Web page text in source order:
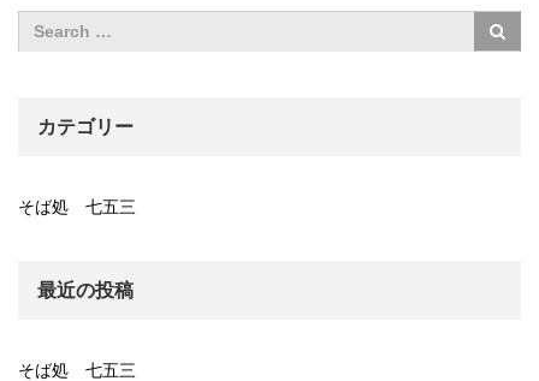
カテゴリー
そば処 七五三
最近の投稿
そば処 七五三